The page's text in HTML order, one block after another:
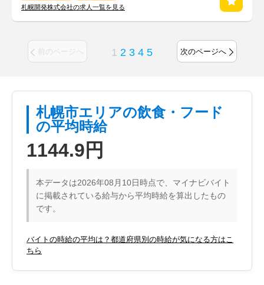
札幌開発株式会社の求人一覧を見る
前のページへ 1 2 3 4 5 次のページへ
札幌市エリアの飲食・フード
の平均時給
1144.9円
本データは2026年08月10日時点で、マイナビバイト
に掲載されている給与から平均時給を算出したもの
です。
バイトの時給の平均は？都道府県別の時給が気になる方はこ
ちら